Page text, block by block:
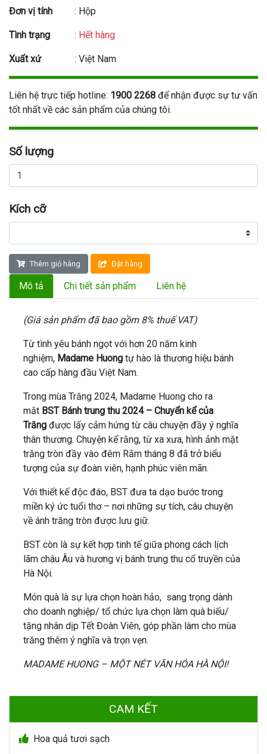
Đơn vị tính : Hộp
Tình trạng : Hết hàng
Xuất xứ : Việt Nam
Liên hệ trực tiếp hotline: 1900 2268 để nhận được sự tư vấn
tốt nhất về các sản phẩm của chúng tôi.
Số lượng
Kích cỡ
Thêm giỏ hàng Đặt hàng
Mô tả Chi tiết sản phẩm Liên hệ
(Giá sản phẩm đã bao gồm 8% thuế VAT)
Từ tình yêu bánh ngọt với hơn 20 năm kinh
nghiệm, Madame Huong tự hào là thương hiệu bánh
cao cấp hàng đầu Việt Nam.
Trong mùa Trăng 2024, Madame Huong cho ra
mắt BST Bánh trung thu 2024 – Chuyển kể của
Trăng được lấy cảm hứng từ câu chuyện đầy ý nghĩa
thân thương. Chuyện kể rằng, từ xa xưa, hình ảnh mặt
trăng tròn đầy vào đêm Rằm tháng 8 đã trở biểu
tượng của sự đoàn viên, hạnh phúc viên mãn.
Với thiết kế độc đáo, BST đưa ta dạo bước trong
miền ký ức tuổi thơ – nơi những sự tích, câu chuyện
về ánh trăng tròn được lưu giữ.
BST còn là sự kết hợp tinh tế giữa phong cách lịch
lãm châu Âu và hương vị bánh trung thu cổ truyền của
Hà Nội.
Món quà là sự lựa chọn hoàn hảo, sang trọng dành
cho doanh nghiệp/ tổ chức lựa chọn làm quà biếu/
tặng nhân dịp Tết Đoàn Viên, góp phần làm cho mùa
trăng thêm ý nghĩa và trọn vẹn.
MADAME HUONG – MỘT NÉT VĂN HÓA HÀ NỘI!
CAM KẾT
Hoa quả tươi sạch